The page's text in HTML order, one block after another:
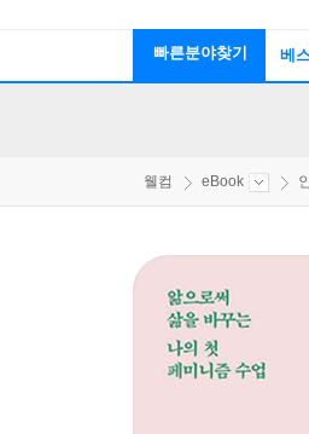
빠른분야찾기 베
웰컴 eBook